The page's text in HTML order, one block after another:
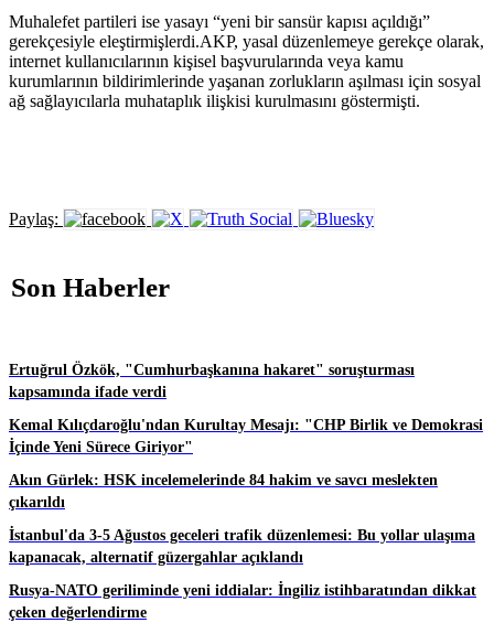
Muhalefet partileri ise yasayı “yeni bir sansür kapısı açıldığı”
gerekçesiyle eleştirmişlerdi.AKP, yasal düzenlemeye gerekçe olarak,
internet kullanıcılarının kişisel başvurularında veya kamu
kurumlarının bildirimlerinde yaşanan zorlukların aşılması için sosyal
ağ sağlayıcılarla muhataplık ilişkisi kurulmasını göstermişti.
Paylaş:
Son Haberler
Ertuğrul Özkök, "Cumhurbaşkanına hakaret" soruşturması
kapsamında ifade verdi
Kemal Kılıçdaroğlu'ndan Kurultay Mesajı: "CHP Birlik ve Demokrasi
İçinde Yeni Sürece Giriyor"
Akın Gürlek: HSK incelemelerinde 84 hakim ve savcı meslekten
çıkarıldı
İstanbul'da 3-5 Ağustos geceleri trafik düzenlemesi: Bu yollar ulaşıma
kapanacak, alternatif güzergahlar açıklandı
Rusya-NATO geriliminde yeni iddialar: İngiliz istihbaratından dikkat
çeken değerlendirme